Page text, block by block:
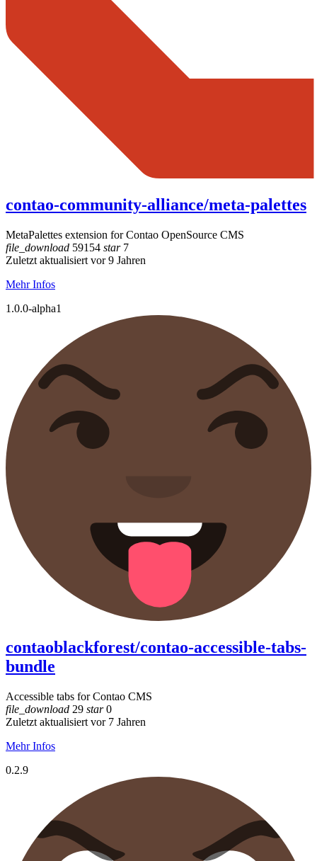
contao-community-alliance/meta-palettes
MetaPalettes extension for Contao OpenSource CMS
file_download 59154 star7
Zuletzt aktualisiert vor 9 Jahren
Mehr Infos
1.0.0-alpha1
contaoblackforest/contao-accessible-tabs-
bundle
Accessible tabs for Contao CMS
file_download 29 star0
Zuletzt aktualisiert vor 7 Jahren
Mehr Infos
0.2.9